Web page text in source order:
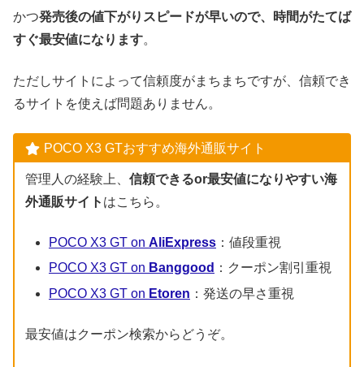
かつ発売後の値下がりスピードが早いので、時間がたてば
すぐ最安値になります。
ただしサイトによって信頼度がまちまちですが、信頼でき
るサイトを使えば問題ありません。
POCO X3 GTおすすめ海外通販サイト
管理人の経験上、 信頼できるor最安値になりやすい海
外通販サイト はこちら。
POCO X3 GT on AliExpress：値段重視
POCO X3 GT on Banggood ：クーポン割引重視
POCO X3 GT on Etoren ：発送の早さ重視
最安値はクーポン検索からどうぞ。